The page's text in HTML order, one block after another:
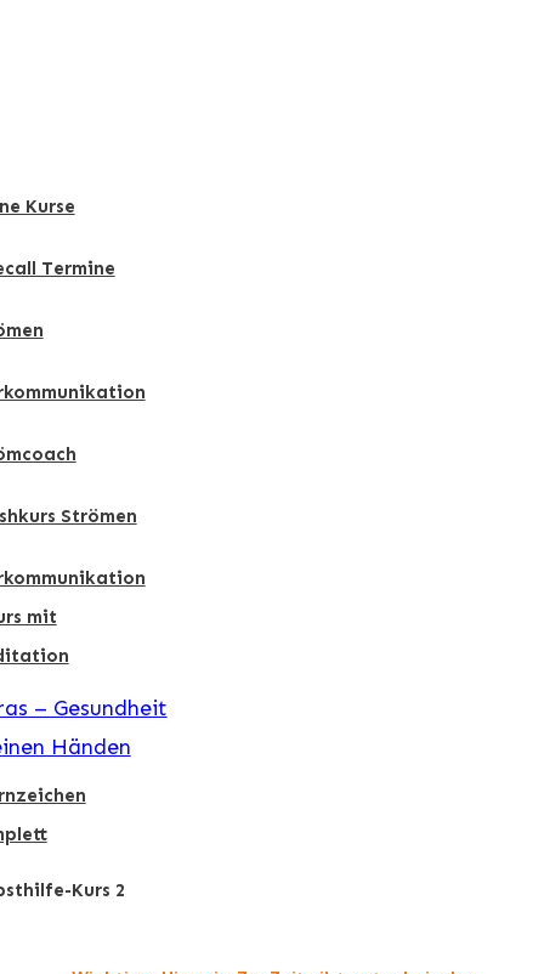
Kurse
Termine
Strömen
mit
– Gesundheit
Händen
Kurs 2